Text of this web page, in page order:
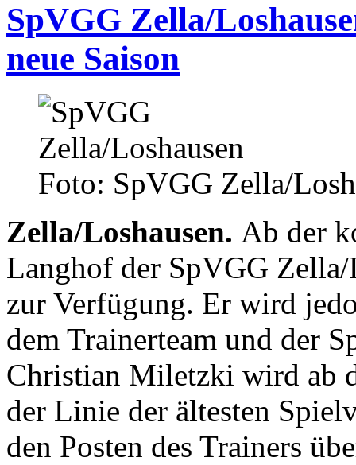
SpVGG Zella/
neue Saison
Foto: SpVGG Zella/
Zella/Loshausen. Ab der
Langhof der SpVGG
zur Verfügung. Er wird
dem Trainerteam und der
Christian Miletzki wird ab
der Linie der ältesten
den Posten des Trainers